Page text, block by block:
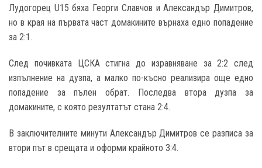
Лудогорец U15 бяха Георги Славчов и Александър Димитров,
но в края на първата част домакините върнаха едно попадение
за 2:1.
След почивката ЦСКА стигна до изравняване за 2:2 след
изпълнение на дузпа, а малко по-късно реализира още едно
попадение за пълен обрат. Последва втора дузпа за
домакините, с която резултатът стана 2:4.
В заключителните минути Александър Димитров се разписа за
втори път в срещата и оформи крайното 3:4.